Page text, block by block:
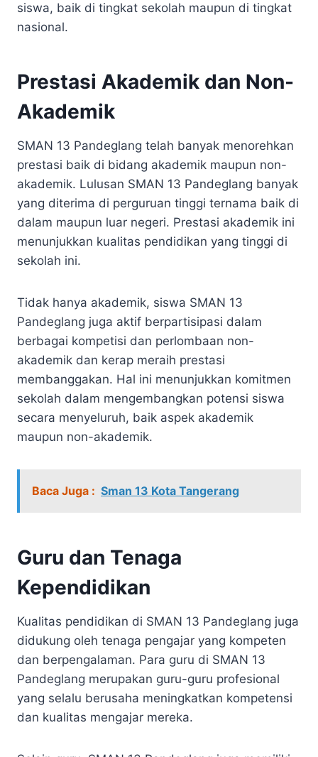
siswa, baik di tingkat sekolah maupun di tingkat
nasional.
Prestasi Akademik dan Non-
Akademik
SMAN 13 Pandeglang telah banyak menorehkan
prestasi baik di bidang akademik maupun non-
akademik. Lulusan SMAN 13 Pandeglang banyak
yang diterima di perguruan tinggi ternama baik di
dalam maupun luar negeri. Prestasi akademik ini
menunjukkan kualitas pendidikan yang tinggi di
sekolah ini.
Tidak hanya akademik, siswa SMAN 13
Pandeglang juga aktif berpartisipasi dalam
berbagai kompetisi dan perlombaan non-
akademik dan kerap meraih prestasi
membanggakan. Hal ini menunjukkan komitmen
sekolah dalam mengembangkan potensi siswa
secara menyeluruh, baik aspek akademik
maupun non-akademik.
Baca Juga : Sman 13 Kota Tangerang
Guru dan Tenaga
Kependidikan
Kualitas pendidikan di SMAN 13 Pandeglang juga
didukung oleh tenaga pengajar yang kompeten
dan berpengalaman. Para guru di SMAN 13
Pandeglang merupakan guru-guru profesional
yang selalu berusaha meningkatkan kompetensi
dan kualitas mengajar mereka.